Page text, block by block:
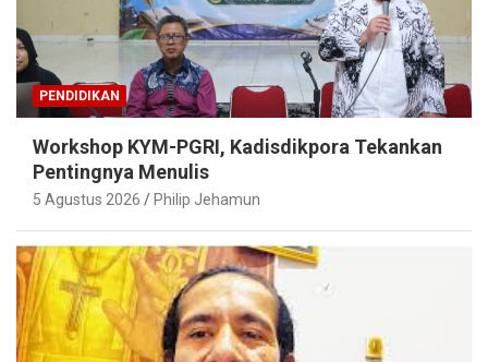
PENDIDIKAN
Workshop KYM-PGRI, Kadisdikpora Tekankan
Pentingnya Menulis
5 Agustus 2026 Philip Jehamun